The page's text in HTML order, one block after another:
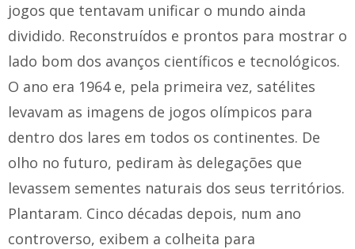
jogos que tentavam unificar o mundo ainda
dividido. Reconstruídos e prontos para mostrar o
lado bom dos avanços científicos e tecnológicos.
O ano era 1964 e, pela primeira vez, satélites
levavam as imagens de jogos olímpicos para
dentro dos lares em todos os continentes. De
olho no futuro, pediram às delegações que
levassem sementes naturais dos seus territórios.
Plantaram. Cinco décadas depois, num ano
controverso, exibem a colheita para